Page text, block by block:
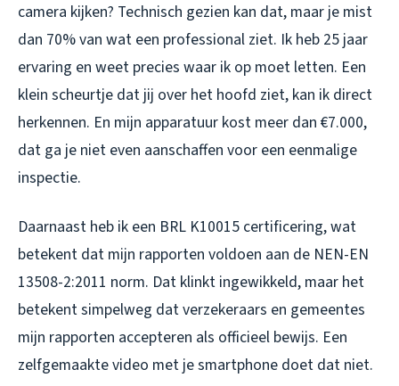
camera kijken? Technisch gezien kan dat, maar je mist
dan 70% van wat een professional ziet. Ik heb 25 jaar
ervaring en weet precies waar ik op moet letten. Een
klein scheurtje dat jij over het hoofd ziet, kan ik direct
herkennen. En mijn apparatuur kost meer dan €7.000,
dat ga je niet even aanschaffen voor een eenmalige
inspectie.
Daarnaast heb ik een BRL K10015 certificering, wat
betekent dat mijn rapporten voldoen aan de NEN-EN
13508-2:2011 norm. Dat klinkt ingewikkeld, maar het
betekent simpelweg dat verzekeraars en gemeentes
mijn rapporten accepteren als officieel bewijs. Een
zelfgemaakte video met je smartphone doet dat niet.